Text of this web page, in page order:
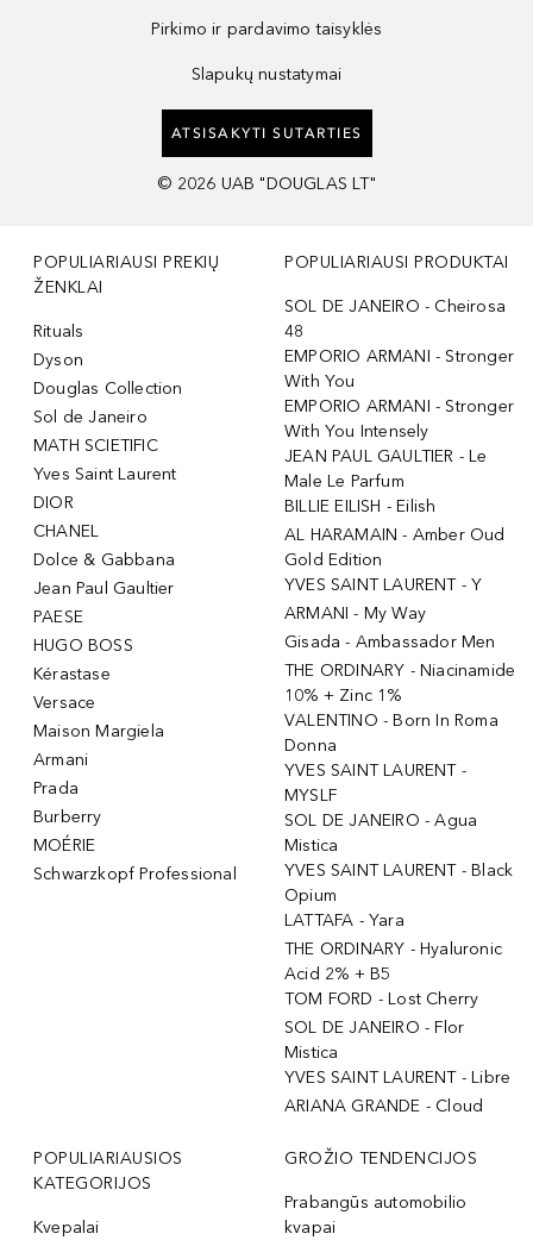
Pirkimo ir pardavimo taisyklės
Slapukų nustatymai
ATSISAKYTI SUTARTIES
© 2026 UAB "DOUGLAS LT"
POPULIARIAUSI PREKIŲ
ŽENKLAI
Rituals
Dyson
Douglas Collection
Sol de Janeiro
MATH SCIETIFIC
Yves Saint Laurent
DIOR
CHANEL
Dolce & Gabbana
Jean Paul Gaultier
PAESE
HUGO BOSS
Kérastase
Versace
Maison Margiela
Armani
Prada
Burberry
MOÉRIE
Schwarzkopf Professional
POPULIARIAUSI PRODUKTAI
SOL DE JANEIRO - Cheirosa
48
EMPORIO ARMANI - Stronger
With You
EMPORIO ARMANI - Stronger
With You Intensely
JEAN PAUL GAULTIER - Le
Male Le Parfum
BILLIE EILISH - Eilish
AL HARAMAIN - Amber Oud
Gold Edition
YVES SAINT LAURENT - Y
ARMANI - My Way
Gisada - Ambassador Men
THE ORDINARY - Niacinamide
10% + Zinc 1%
VALENTINO - Born In Roma
Donna
YVES SAINT LAURENT -
MYSLF
SOL DE JANEIRO - Agua
Mistica
YVES SAINT LAURENT - Black
Opium
LATTAFA - Yara
THE ORDINARY - Hyaluronic
Acid 2% + B5
TOM FORD - Lost Cherry
SOL DE JANEIRO - Flor
Mistica
YVES SAINT LAURENT - Libre
ARIANA GRANDE - Cloud
POPULIARIAUSIOS
KATEGORIJOS
Kvepalai
GROŽIO TENDENCIJOS
Prabangūs automobilio
kvapai